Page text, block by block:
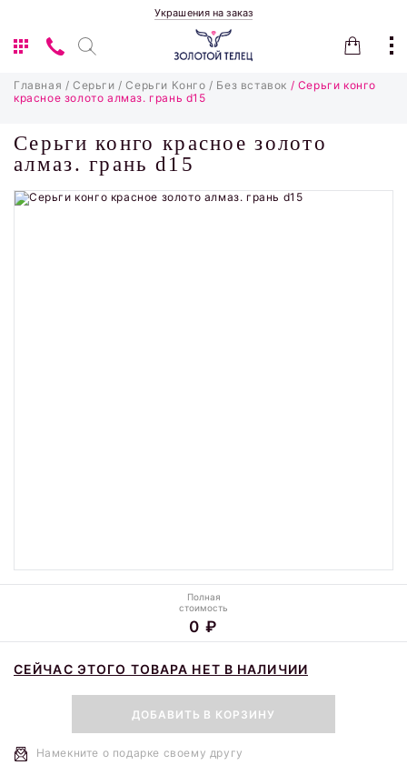
Украшения на заказ
Главная / Серьги / Серьги Конго / Без вставок / Серьги конго
красное золото алмаз. грань d15
Серьги конго красное золото
алмаз. грань d15
Полная
стоимость
0 ₽
СЕЙЧАС ЭТОГО ТОВАРА НЕТ В НАЛИЧИИ
ДОБАВИТЬ В КОРЗИНУ
Намекните о подарке своему другу